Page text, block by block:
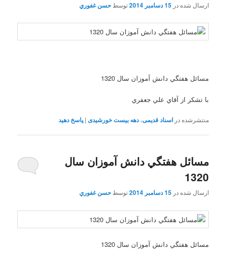
ارسال شده در15 دسامبر 2014 توسطحسن غفوري
مسائل هفتگي دانش آموزان سال 1320
با تشکر از آقاي علي جعفري
منتشرشده در اسناد قدیمی،دهه بیست خورشیدی |پاسخ دهید
مسائل هفتگي دانش آموزان سال
1320
ارسال شده در15 دسامبر 2014 توسطحسن غفوري
مسائل هفتگي دانش آموزان سال 1320